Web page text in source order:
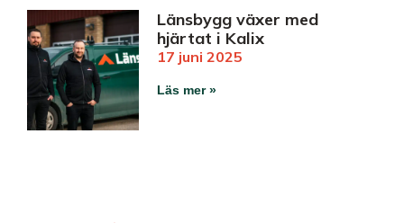
Länsbygg växer med
hjärtat i Kalix
17 juni 2025
Läs mer »